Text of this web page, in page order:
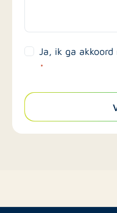
Ja, ik ga akkoord
*